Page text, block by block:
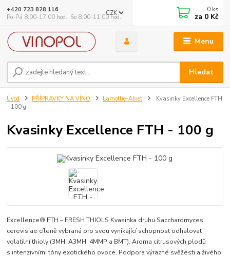
Menu
CZK
Hledat
+420 723 828 116
Po-Pá 8:00-17:00 hod., So 8:00-11:00 hod.
0 ks
za 0 Kč
Úvod PŘÍPRAVKY NA VÍNO Lamothe-Abiet
Kvasinky Excellence FTH
- 100 g
Kvasinky Excellence FTH - 100 g
Excellence® FTH – FRESH THIOLS Kvasinka druhu Saccharomyces
cerevisiae cíleně vybraná pro svou vynikající schopnost odhalovat
volatilní thioly (3MH, A3MH, 4MMP a BMT). Aroma citrusových plodů
s intenzivními tóny exotického ovoce. Podpora výrazné svěžesti a živého